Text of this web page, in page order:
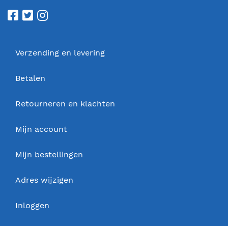
Verzending en levering
Betalen
Retourneren en klachten
Mijn account
Mijn bestellingen
Adres wijzigen
Inloggen